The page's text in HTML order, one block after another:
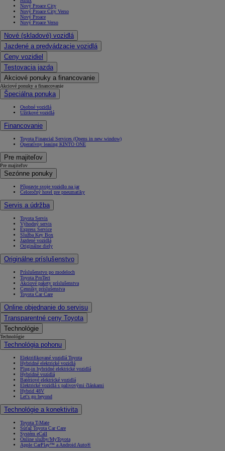
Nový Proace City
Nový Proace City Verso
Nový Proace
Nový Proace Verso
Nové (skladové) vozidlá
Jazdené a predvádzacie vozidlá
Ceny vozidiel
Testovacia jazda
Akciové ponuky a financovanie
Akciové ponuky a financovanie
Špeciálna ponuka
Osobné vozidlá
Úžitkové vozidlá
Financovanie
Toyota Financial Services (Opens in new window)
Operatívny leasing KINTO ONE
Pre majiteľov
Pre majiteľov
Sezónne ponuky
Připravte svoje vozidlo na jar
Celoročný hotel pre pneumatiky
Servis a údržba
Toyota Servis
Výhodný servis
Express Service
Služba Key Box
Jazdené vozidlá
Originálne diely
Originálne príslušenstvo
Príslušenstvo po modeloch
Toyota ProTect
Akciové pakety príslušenstva
Cenníky príslušenstva
Toyota Car Care
Online objednanie do servisu
Transparentné ceny Toyota
Technológie
Technológie
Technológia pohonu
Elektrifikované vozidlá Toyota
Hybridné elektrické vozidlá
Plug-in hybridné elektrické vozidlá
Hybridné vozidlá
Batériové elektrické vozidlá
Elektrické vozidlá s palivovými článkami
Hybrid 48V
Let's go beyond
Technológie a konektivita
Toyota T-Mate
Súťaž Toyota Car Care
Systém eCall
Online služby/MyToyota
Apple CarPlay™ a Android Auto®